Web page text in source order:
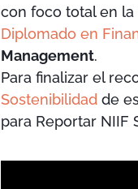
con foco total en la
Diplomado en
Management.
Para finalizar el
Sostenibilidad de
para Reportar NIIF